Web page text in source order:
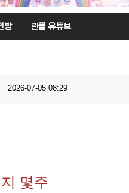
방 린클 유튜브
2026-07-05 08:29
몇주